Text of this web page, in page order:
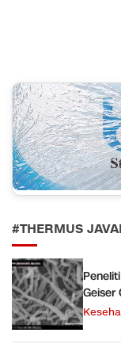
#THERMUS
Geiser